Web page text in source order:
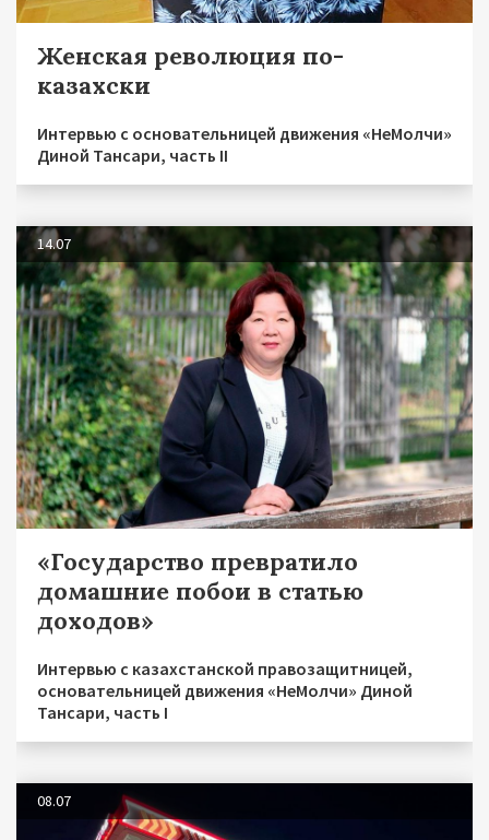
Женская революция по-
казахски
Интервью с основательницей движения «НеМолчи»
Диной Тансари, часть II
14.07
«Государство превратило
домашние побои в статью
доходов»
Интервью с казахстанской правозащитницей,
основательницей движения «НеМолчи» Диной
Тансари, часть I
08.07